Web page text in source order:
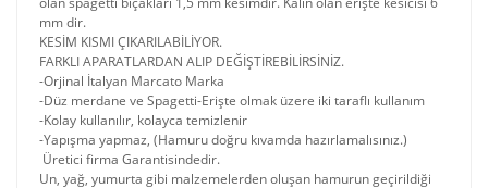
mm dir.
KESİM KISMI ÇIKARILABİLİYOR.
FARKLI APARATLARDAN ALIP DEĞİŞTİREBİLİRSİNİZ.
-Orjinal İtalyan Marcato Marka
-Düz merdane ve Spagetti-Erişte olmak üzere iki taraflı kullanım
-Kolay kullanılır, kolayca temizlenir
-Yapışma yapmaz, (Hamuru doğru kıvamda hazırlamalısınız.)
Üretici firma Garantisindedir.
Un, yağ, yumurta gibi malzemelerden oluşan hamurun geçirildiği